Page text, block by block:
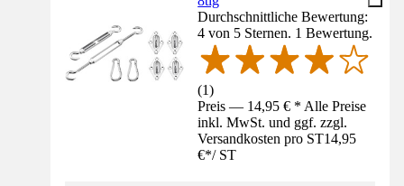
Durchschnittliche Bewertung:
4 von 5 Sternen. 1 Bewertung.
(1)
Preis — 14,95 € * Alle Preise
inkl. MwSt. und ggf. zzgl.
Versandkosten pro ST14,95
€*/ ST